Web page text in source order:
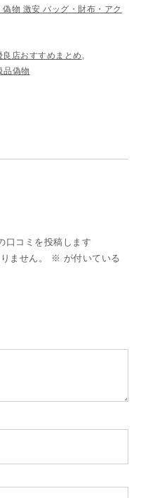
物 激安 バッグ・財布・アク
店おすすめまとめ ,
品偽物
口コミを投稿します
ません。
※ が付いている